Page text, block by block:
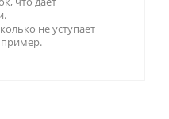
не уступает
пример.